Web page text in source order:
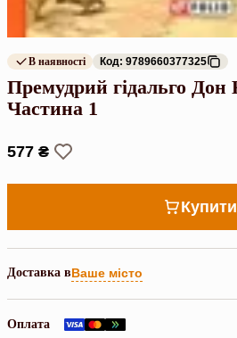
В наявності Код: 9789660377325
Премудрий гідальго Дон
Частина 1
577 ₴
Купити
Доставка вВаше місто
Оплата